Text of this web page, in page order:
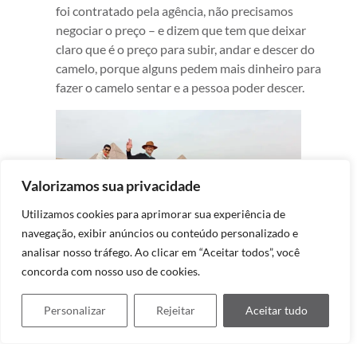
Valorizamos sua privacidade
Utilizamos cookies para aprimorar sua experiência de
navegação, exibir anúncios ou conteúdo personalizado e
analisar nosso tráfego. Ao clicar em “Aceitar todos”, você
concorda com nosso uso de cookies.
Personalizar Rejeitar Aceitar tudo
foi contratado pela agência, não precisamos
negociar o preço – e dizem que tem que deixar
claro que é o preço para subir, andar e descer do
camelo, porque alguns pedem mais dinheiro para
fazer o camelo sentar e a pessoa poder descer.
Há banheiros apenas perto da Esfinge e na entrada